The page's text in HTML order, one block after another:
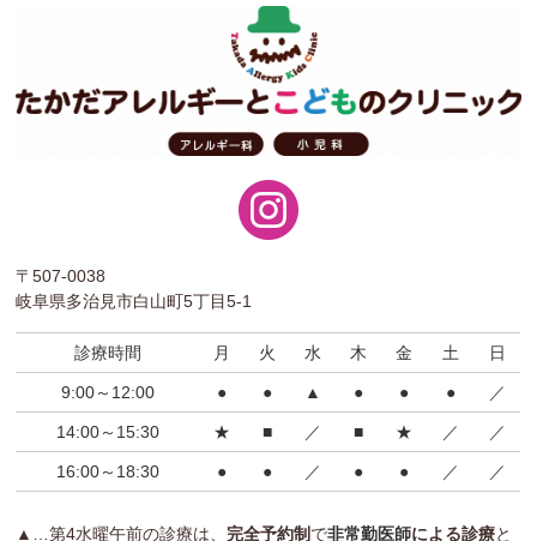
〒507-0038
岐阜県多治見市白山町5丁目5-1
診療時間 月 火 水 木 金 土 日
9:00～12:00 ● ● ▲ ● ● ● ／
14:00～15:30 ★ ■ ／ ■ ★ ／ ／
16:00～18:30 ● ● ／ ● ● ／ ／
▲…第4水曜午前の診療は、 完全予約制 で非常勤医師による診療と